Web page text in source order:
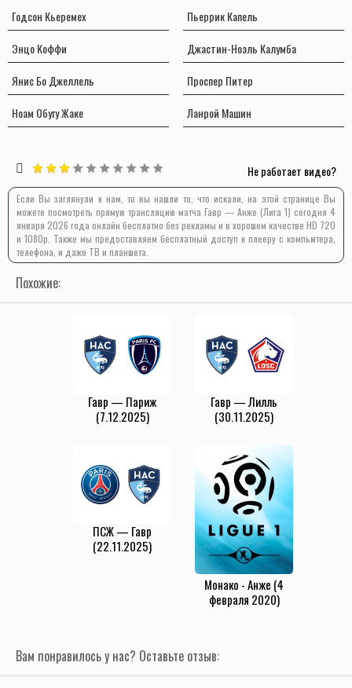
Годсон Кьеремех
Энцо Коффи
Янис Бо Джеллель
Ноам Обугу Жаке
Пьеррик Капель
Джастин-Ноэль Калумба
Проспер Питер
Ланрой Машин
Не работает видео?
Если Вы заглянули к нам, то вы нашли то, что искали, на этой странице Вы
можете посмотреть прямую трансляцию матча Гавр — Анже (Лига 1) сегодня 4
января 2026 года онлайн бесплатно без рекламы и в хорошем качестве HD 720
и 1080p. Также мы предоставляем бесплатный доступ к плееру с компьютера,
телефона, и даже ТВ и планшета.
Похожие:
Гавр — Париж
(7.12.2025)
Гавр — Лилль
(30.11.2025)
ПСЖ — Гавр
(22.11.2025)
Монако - Анже (4
февраля 2020)
Вам понравилось у нас? Оставьте отзыв: